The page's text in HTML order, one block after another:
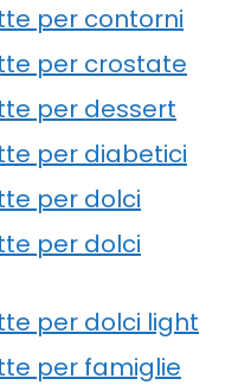
per contorni
per crostate
per dessert
per diabetici
per dolci
per dolci
per dolci light
per famiglie